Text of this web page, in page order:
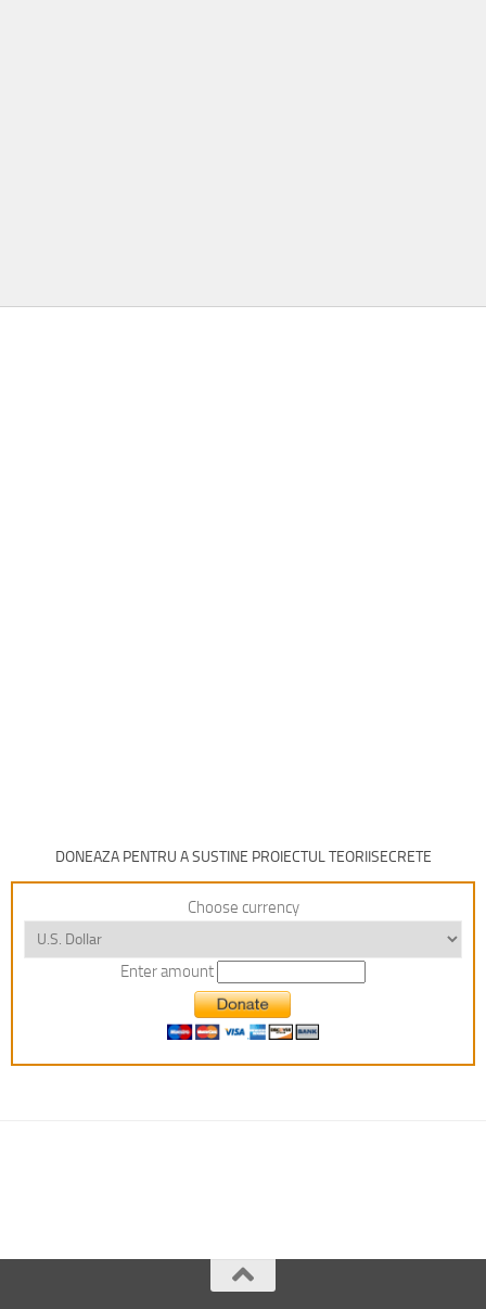
DONEAZA PENTRU A SUSTINE PROIECTUL TEORIISECRETE
Choose currency
Enter amount